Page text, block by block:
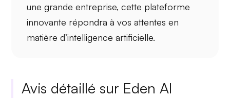
une grande entreprise, cette plateforme
innovante répondra à vos attentes en
matière d’intelligence artificielle.
Avis détaillé sur Eden AI